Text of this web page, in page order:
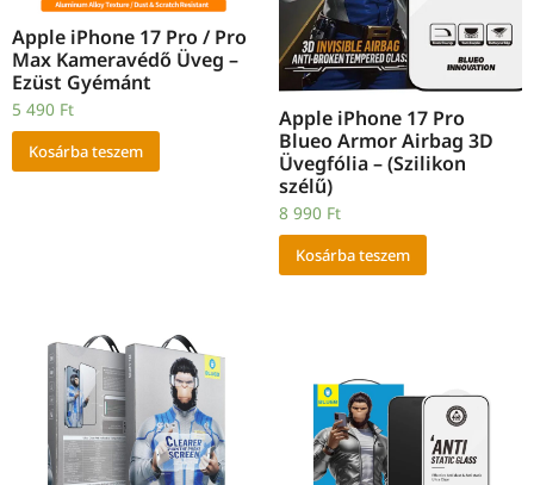
Apple iPhone 17 Pro / Pro
Max Kameravédő Üveg –
Ezüst Gyémánt
5 490 Ft
Kosárba teszem
Apple iPhone 17 Pro
Blueo Armor Airbag 3D
Üvegfólia – (Szilikon
szélű)
8 990 Ft
Kosárba teszem